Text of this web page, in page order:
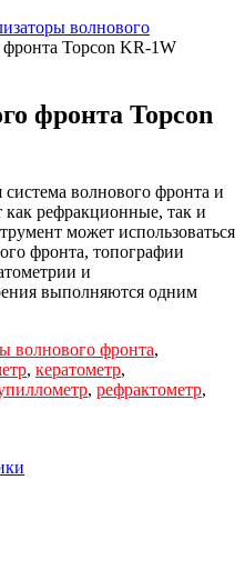
волнового
Topcon KR-1W
фронта Topcon
волнового фронта и
как рефракционные, так и
может использоваться
фронта, топографии
и
выполняются одним
волнового фронта,
, кератометр,
, рефрактометр,